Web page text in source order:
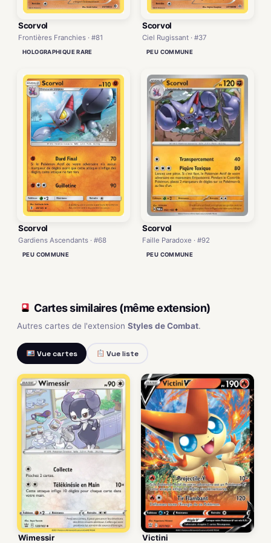
Scorvol
Frontières Franchies · #81
HOLOGRAPHIQUE RARE
Scorvol
Ciel Rugissant · #37
PEU COMMUNE
Scorvol
Gardiens Ascendants · #68
PEU COMMUNE
Scorvol
Faille Paradoxe · #92
PEU COMMUNE
Cartes similaires (même extension)
Autres cartes de l'extension Styles de Combat.
Vue cartes Vue liste
Wimessir Victini